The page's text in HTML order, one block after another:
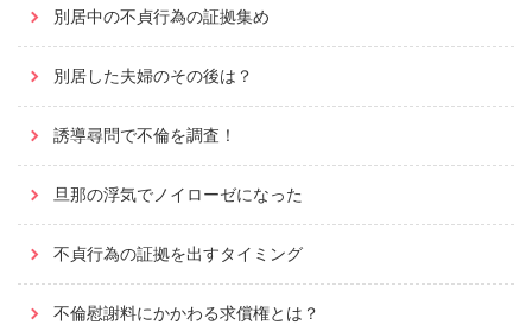
別居中の不貞行為の証拠集め
別居した夫婦のその後は？
誘導尋問で不倫を調査！
旦那の浮気でノイローゼになった
不貞行為の証拠を出すタイミング
不倫慰謝料にかかわる求償権とは？